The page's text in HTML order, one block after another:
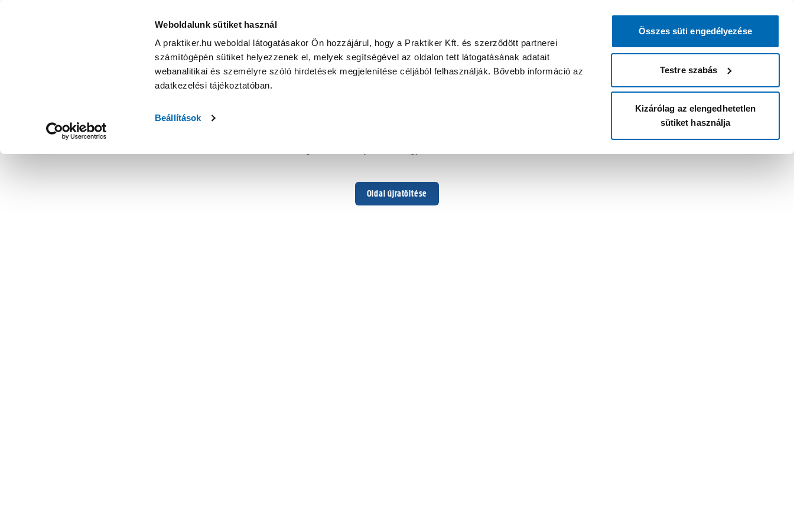
Weboldalunk sütiket használ
A praktiker.hu weboldal látogatásakor Ön hozzájárul, hogy a Praktiker Kft. és szerződött partnerei
számítógépén sütiket helyezzenek el, melyek segítségével az oldalon tett látogatásának adatait
webanalitikai és személyre szóló hirdetések megjelenítése céljából felhasználják. Bővebb információ az
adatkezelési tájékoztatóban.
Beállítások
Összes süti engedélyezése
Testre szabás
Kizárólag az elengedhetetlen
sütiket használja
Oldal újratöltése